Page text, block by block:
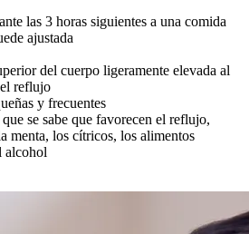
las 3 horas siguientes a una comida
ajustada
del cuerpo ligeramente elevada al
reflujo
y frecuentes
se sabe que favorecen el reflujo,
menta, los cítricos, los alimentos
alcohol